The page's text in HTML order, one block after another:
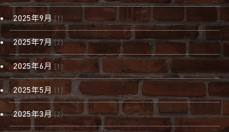
2025年9月(1)
2025年7月(2)
2025年6月 (1)
2025年5月 (1)
2025年3月(2)